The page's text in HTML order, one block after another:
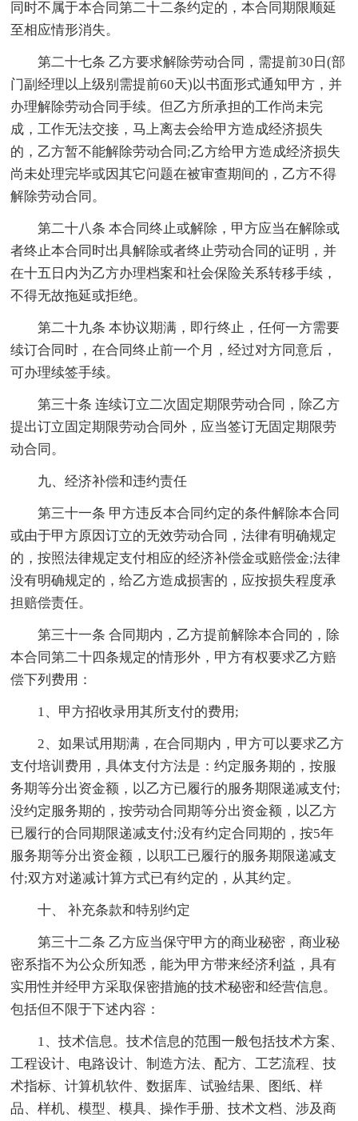
同时不属于本合同第二十二条约定的，本合同期限顺延
至相应情形消失。
第二十七条 乙方要求解除劳动合同，需提前30日(部
门副经理以上级别需提前60天)以书面形式通知甲方，并
办理解除劳动合同手续。但乙方所承担的工作尚未完
成，工作无法交接，马上离去会给甲方造成经济损失
的，乙方暂不能解除劳动合同;乙方给甲方造成经济损失
尚未处理完毕或因其它问题在被审查期间的，乙方不得
解除劳动合同。
第二十八条 本合同终止或解除，甲方应当在解除或
者终止本合同时出具解除或者终止劳动合同的证明，并
在十五日内为乙方办理档案和社会保险关系转移手续，
不得无故拖延或拒绝。
第二十九条 本协议期满，即行终止，任何一方需要
续订合同时，在合同终止前一个月，经过对方同意后，
可办理续签手续。
第三十条 连续订立二次固定期限劳动合同，除乙方
提出订立固定期限劳动合同外，应当签订无固定期限劳
动合同。
九、经济补偿和违约责任
第三十一条 甲方违反本合同约定的条件解除本合同
或由于甲方原因订立的无效劳动合同，法律有明确规定
的，按照法律规定支付相应的经济补偿金或赔偿金;法律
没有明确规定的，给乙方造成损害的，应按损失程度承
担赔偿责任。
第三十一条 合同期内，乙方提前解除本合同的，除
本合同第二十四条规定的情形外，甲方有权要求乙方赔
偿下列费用：
1、甲方招收录用其所支付的费用;
2、如果试用期满，在合同期内，甲方可以要求乙方
支付培训费用，具体支付方法是：约定服务期的，按服
务期等分出资金额，以乙方已履行的服务期限递减支付;
没约定服务期的，按劳动合同期等分出资金额，以乙方
已履行的合同期限递减支付;没有约定合同期的，按5年
服务期等分出资金额，以职工已履行的服务期限递减支
付;双方对递减计算方式已有约定的，从其约定。
十、 补充条款和特别约定
第三十二条 乙方应当保守甲方的商业秘密，商业秘
密系指不为公众所知悉，能为甲方带来经济利益，具有
实用性并经甲方采取保密措施的技术秘密和经营信息。
包括但不限于下述内容：
1、技术信息。技术信息的范围一般包括技术方案、
工程设计、电路设计、制造方法、配方、工艺流程、技
术指标、计算机软件、数据库、试验结果、图纸、样
品、样机、模型、模具、操作手册、技术文档、涉及商